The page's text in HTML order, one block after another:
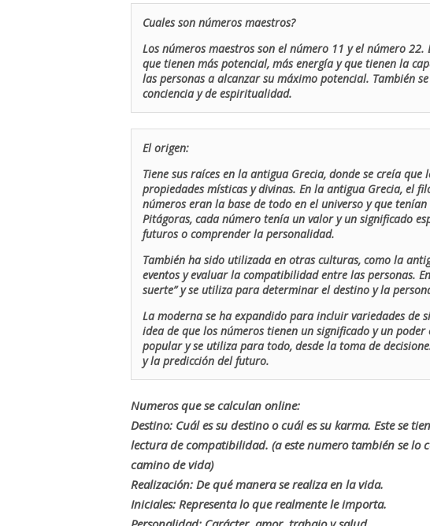
Cuales son números maestros?
Los números maestros son el número 11 y el número 22.
que tienen más potencial, más energía y que tienen la
las personas a alcanzar su máximo potencial. También
conciencia y de espiritualidad.
El origen:
Tiene sus raíces en la antigua Grecia, donde se creía
propiedades místicas y divinas. En la antigua Grecia, el
números eran la base de todo en el universo y que
Pitágoras, cada número tenía un valor y un significado
futuros o comprender la personalidad.
También ha sido utilizada en otras culturas, como la
eventos y evaluar la compatibilidad entre las personas.
suerte” y se utiliza para determinar el destino y la
La moderna se ha expandido para incluir variedades de
idea de que los números tienen un significado y un
popular y se utiliza para todo, desde la toma de
y la predicción del futuro.
Numeros que se calculan online:
Destino: Cuál es su destino o cuál es su karma. Este se
lectura de compatibilidad. (a este numero también se lo
camino de vida)
Realización: De qué manera se realiza en la vida.
Iniciales: Representa lo que realmente le importa.